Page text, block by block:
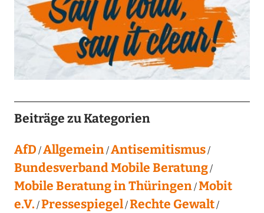
Beiträge zu Kategorien
AfD Allgemein Antisemitismus
Bundesverband Mobile Beratung
Mobile Beratung in Thüringen Mobit
e.V. Pressespiegel Rechte Gewalt